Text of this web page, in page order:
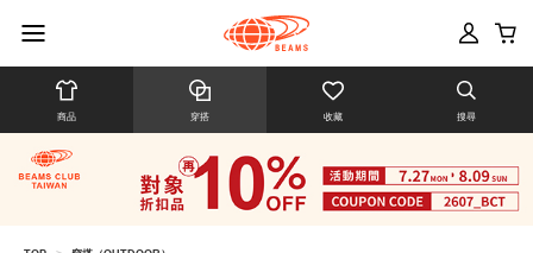
商品 穿搭 收藏 搜尋